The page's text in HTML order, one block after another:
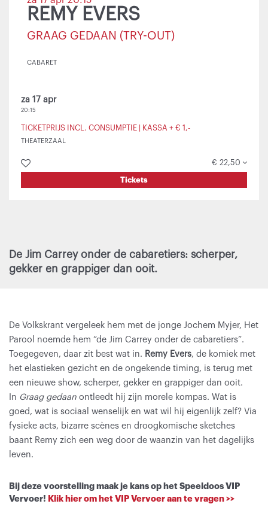
REMY EVERS
GRAAG GEDAAN (TRY-OUT)
CABARET
za 17 apr
20:15
TICKETPRIJS INCL. CONSUMPTIE | KASSA + € 1,-
THEATERZAAL
€ 22,50
Tickets
De Jim Carrey onder de cabaretiers: scherper,
gekker en grappiger dan ooit.
De Volkskrant vergeleek hem met de jonge Jochem Myjer, Het
Parool noemde hem “de Jim Carrey onder de cabaretiers”.
Toegegeven, daar zit best wat in. Remy Evers, de komiek met
het elastieken gezicht en de ongekende timing, is terug met
een nieuwe show, scherper, gekker en grappiger dan ooit.
In Graag gedaan ontleedt hij zijn morele kompas. Wat is
goed, wat is sociaal wenselijk en wat wil hij eigenlijk zelf? Via
fysieke acts, bizarre scènes en droogkomische sketches
baant Remy zich een weg door de waanzin van het dagelijks
leven.
Bij deze voorstelling maak je kans op het Speeldoos VIP
Vervoer! Klik hier om het VIP Vervoer aan te vragen >>